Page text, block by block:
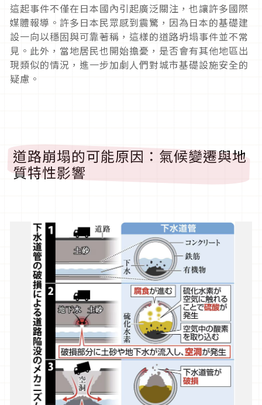
這起事件不僅在日本國內引起廣泛關注，也讓許多國際
媒體報導。許多日本民眾感到震驚，因為日本的基礎建
設一向以穩固與可靠著稱，這樣的道路坍塌事件並不常
見。此外，當地居民也開始擔憂，是否會有其他地區出
現類似的情況，進一步加劇人們對城市基礎設施安全的
疑慮。
道路崩塌的可能原因：氣候變遷與地
質特性影響